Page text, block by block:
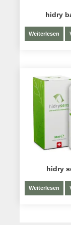
hidry
Weiterlesen
hidry
Weiterlesen